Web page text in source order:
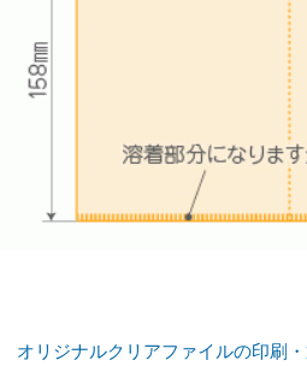
copyright bora-net all rights reserved.